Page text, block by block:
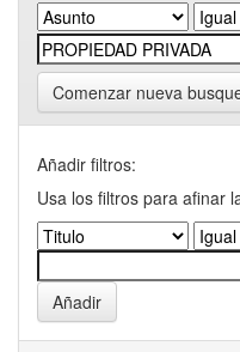
Comenzar nueva
Añadir filtros:
Usa los filtros para afinar